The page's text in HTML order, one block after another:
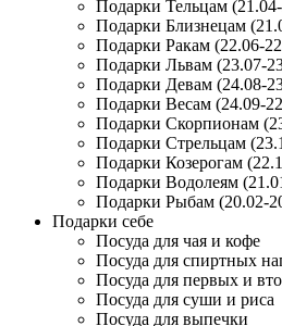
Подарки Тельцам
Подарки Близнецам
Подарки Ракам (22.06-
Подарки Львам (23.07-
Подарки Девам (24.08-
Подарки Весам (24.09-
Подарки Скорпионам
Подарки Стрельцам
Подарки Козерогам
Подарки Водолеям
Подарки Рыбам (20.02-
Подарки себе
Посуда для чая и кофе
Посуда для спиртных
Посуда для первых и
Посуда для суши и риса
Посуда для выпечки